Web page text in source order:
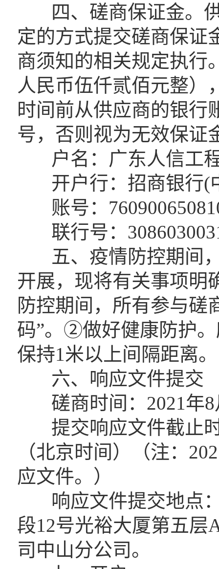
四、磋商保证金。供
定的方式提交磋商保证
商须知的相关规定执行
人民币伍仟贰佰元整）
时间前从供应商的银行
号，否则视为无效保证
户名：广东人信工程
开户行：招商银行(
账号：
联行号：
五、疫情防控期间，
开展，现将有关事项
防控期间，所有参与磋
码”。②做好健康防护
保持1米以上间隔距离。
六、响应文件提交
磋商时间：2021年8
提交响应文件截止时
（北京时间）（注：
应文件。）
响应文件提交地点：
段12号光裕大厦第五层
司中山分公司。